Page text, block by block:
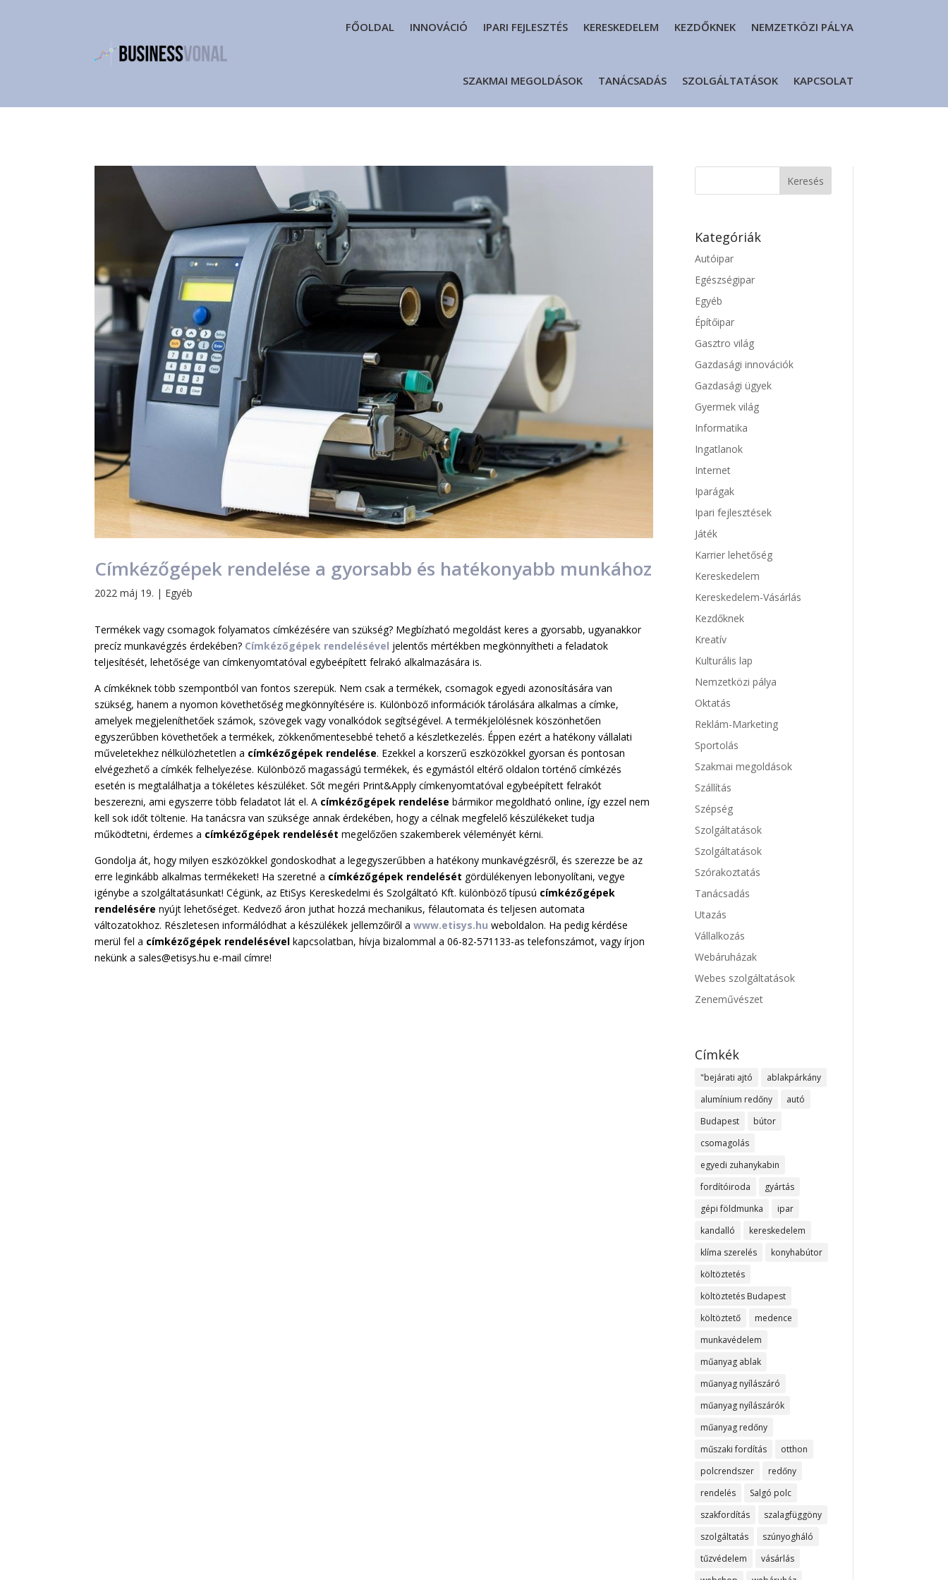
FŐOLDAL INNOVÁCIÓ IPARI FEJLESZTÉS KERESKEDELEM KEZDŐKNEK NEMZETKÖZI PÁLYA
SZAKMAI MEGOLDÁSOK TANÁCSADÁS SZOLGÁLTATÁSOK KAPCSOLAT
Címkézőgépek rendelése a gyorsabb és hatékonyabb munkához
2022 máj 19. | Egyéb
Termékek vagy csomagok folyamatos címkézésére van szükség? Megbízható megoldást keres a gyorsabb, ugyanakkor
precíz munkavégzés érdekében? Címkézőgépek rendelésével jelentős mértékben megkönnyítheti a feladatok
teljesítését, lehetősége van címkenyomtatóval egybeépített felrakó alkalmazására is.
A címkéknek több szempontból van fontos szerepük. Nem csak a termékek, csomagok egyedi azonosítására van
szükség, hanem a nyomon követhetőség megkönnyítésére is. Különböző információk tárolására alkalmas a címke,
amelyek megjeleníthetőek számok, szövegek vagy vonalkódok segítségével. A termékjelölésnek köszönhetően
egyszerűbben követhetőek a termékek, zökkenőmentesebbé tehető a készletkezelés. Éppen ezért a hatékony vállalati
műveletekhez nélkülözhetetlen a címkézőgépek rendelése. Ezekkel a korszerű eszközökkel gyorsan és pontosan
elvégezhető a címkék felhelyezése. Különböző magasságú termékek, és egymástól eltérő oldalon történő címkézés
esetén is megtalálhatja a tökéletes készüléket. Sőt megéri Print&Apply címkenyomtatóval egybeépített felrakót
beszerezni, ami egyszerre több feladatot lát el. A címkézőgépek rendelése bármikor megoldható online, így ezzel nem
kell sok időt töltenie. Ha tanácsra van szüksége annak érdekében, hogy a célnak megfelelő készülékeket tudja
működtetni, érdemes a címkézőgépek rendelésétmegelőzően szakemberek véleményét kérni.
Gondolja át, hogy milyen eszközökkel gondoskodhat a legegyszerűbben a hatékony munkavégzésről, és szerezze be az
erre leginkább alkalmas termékeket! Ha szeretné a címkézőgépek rendelését gördülékenyen lebonyolítani, vegye
igénybe a szolgáltatásunkat! Cégünk, az EtiSys Kereskedelmi és Szolgáltató Kft. különböző típusú címkézőgépek
rendelésére nyújt lehetőséget. Kedvező áron juthat hozzá mechanikus, félautomata és teljesen automata
változatokhoz. Részletesen informálódhat a készülékek jellemzőiről awww.etisys.hu weboldalon. Ha pedig kérdése
merül fel a címkézőgépek rendelésével kapcsolatban, hívja bizalommal a 06-82-571133-as telefonszámot, vagy írjon
nekünk a sales@etisys.hu e-mail címre!
Kategóriák
Autóipar
Egészségipar
Egyéb
Építőipar
Gasztro világ
Gazdasági innovációk
Gazdasági ügyek
Gyermek világ
Informatika
Ingatlanok
Internet
Iparágak
Ipari fejlesztések
Játék
Karrier lehetőség
Kereskedelem
Kereskedelem-Vásárlás
Kezdőknek
Kreatív
Kulturális lap
Nemzetközi pálya
Oktatás
Reklám-Marketing
Sportolás
Szakmai megoldások
Szállítás
Szépség
Szolgáltatások
Szolgáltatások
Szórakoztatás
Tanácsadás
Utazás
Vállalkozás
Webáruházak
Webes szolgáltatások
Zeneművészet
Címkék
"bejárati ajtó
ablakpárkány
alumínium redőny
autó
Budapest
bútor
csomagolás
egyedi zuhanykabin
fordítóiroda
gyártás
gépi földmunka
ipar
kandalló
kereskedelem
klíma szerelés
konyhabútor
költöztetés
költöztetés Budapest
költöztető
medence
munkavédelem
műanyag ablak
műanyag nyílászáró
műanyag nyílászárók
műanyag redőny
műszaki fordítás
otthon
polcrendszer
redőny
rendelés
Salgó polc
szakfordítás
szalagfüggöny
szolgáltatás
szúnyogháló
tűzvédelem
vásárlás